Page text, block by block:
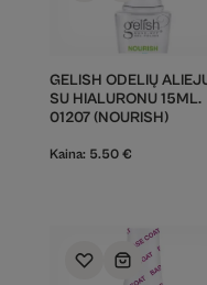
GELISH ODELIŲ
SU HIALURONU 15ML.
01207 (NOURISH)
Kaina: 5.50 €